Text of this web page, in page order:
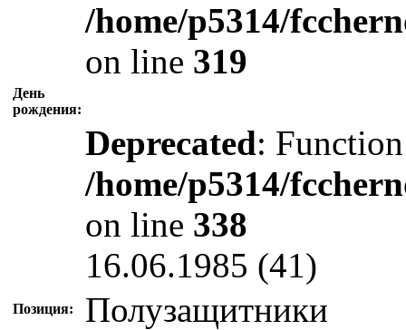
День
рождения:
/home/p5314/
on line 319
Deprecated:
/home/p5314/
on line 338
16.06.1985 (41)
Позиция: Полузащитники